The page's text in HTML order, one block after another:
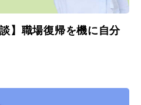
】職場復帰を機に自分